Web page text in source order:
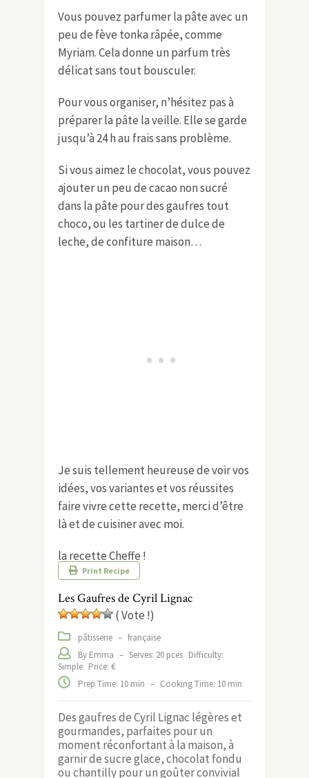
Vous pouvez parfumer la pâte avec un
peu de fève tonka râpée, comme
Myriam. Cela donne un parfum très
délicat sans tout bousculer.
Pour vous organiser, n’hésitez pas à
préparer la pâte la veille. Elle se garde
jusqu’à 24 h au frais sans problème.
Si vous aimez le chocolat, vous pouvez
ajouter un peu de cacao non sucré
dans la pâte pour des gaufres tout
choco, ou les tartiner de dulce de
leche, de confiture maison…
Je suis tellement heureuse de voir vos
idées, vos variantes et vos réussites
faire vivre cette recette, merci d’être
là et de cuisiner avec moi.
la recette Cheffe !
Print Recipe
Les Gaufres de Cyril Lignac
( Vote !)
pâtisserie – française
By Emma – Serves: 20 pces Difficulty:
Simple Price: €
Prep Time: 10 min – Cooking Time: 10 min
Des gaufres de Cyril Lignac légères et
gourmandes, parfaites pour un
moment réconfortant à la maison, à
garnir de sucre glace, chocolat fondu
ou chantilly pour un goûter convivial